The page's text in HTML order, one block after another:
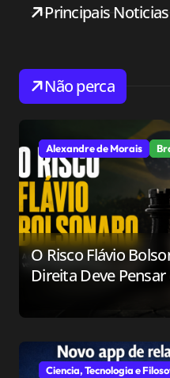
Principais Noticias
Não perca
Alexandre de Morais
O Risco Flávio
Direita Deve
Ciencia, Tecnologia e